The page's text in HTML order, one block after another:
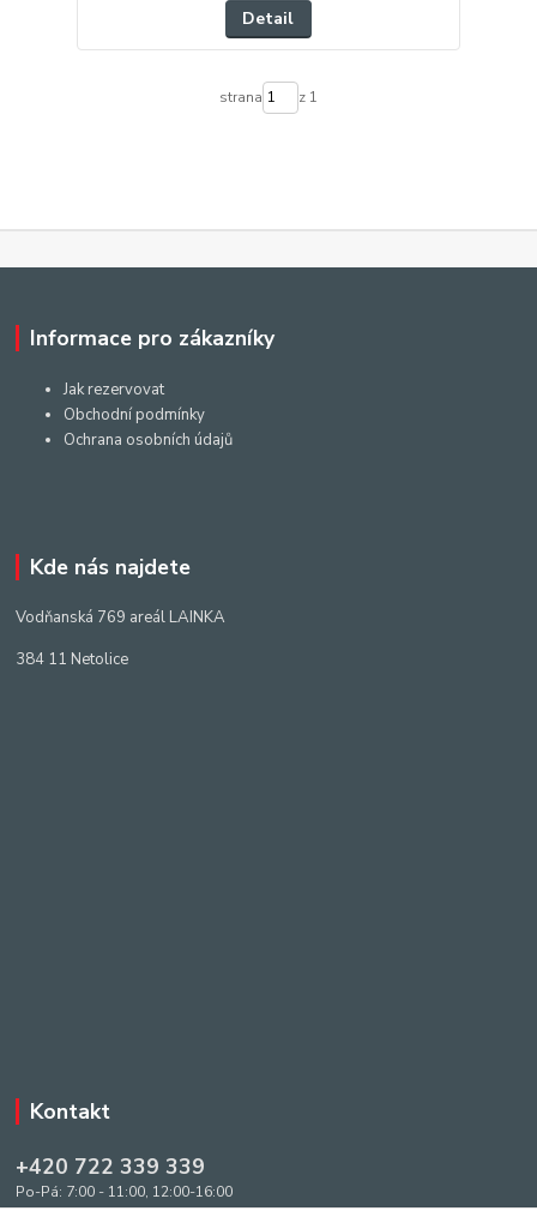
Detail
strana z 1
Informace pro zákazníky
Jak rezervovat
Obchodní podmínky
Ochrana osobních údajů
Kde nás najdete
Vodňanská 769 areál LAINKA
384 11 Netolice
Kontakt
+420 722 339 339
Po-Pá: 7:00 - 11:00, 12:00-16:00